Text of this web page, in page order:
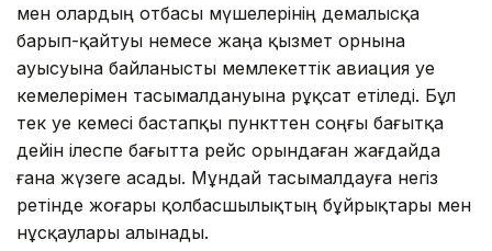
мен олардың отбасы мүшелерінің демалысқа
барып-қайтуы немесе жаңа қызмет орнына
ауысуына байланысты мемлекеттік авиация әуе
кемелерімен тасымалдануына рұқсат етіледі. Бұл
тек әуе кемесі бастапқы пункттен соңғы бағытқа
дейін ілеспе бағытта рейс орындаған жағдайда
ғана жүзеге асады. Мұндай тасымалдауға негіз
ретінде жоғары қолбасшылықтың бұйрықтары мен
нұсқаулары алынады.